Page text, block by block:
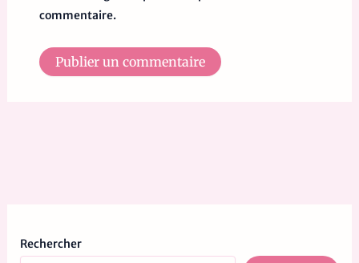
commentaire.
Rechercher